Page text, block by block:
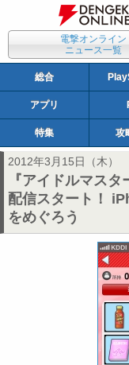
電撃オンライン
ニュース一覧
総合
アプリ
特集 攻
2012年3月15日（木）
『アイドルマス
配信スタート！
をめぐろう